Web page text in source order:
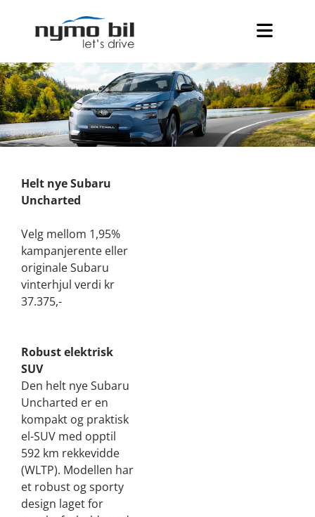
Helt nye Subaru
Uncharted
Velg mellom 1,95%
kampanjerente eller
originale Subaru
vinterhjul verdi kr
37.375,-
Robust elektrisk
SUV
Den helt nye Subaru
Uncharted er en
kompakt og praktisk
el-SUV med opptil
592 km rekkevidde
(WLTP). Modellen har
et robust og sporty
design laget for